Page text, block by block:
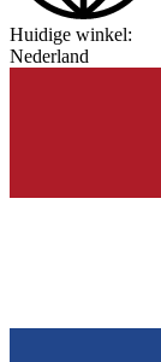
Huidige winkel:
Nederland